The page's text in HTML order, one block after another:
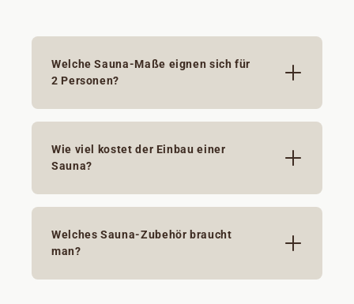
Welche Sauna-Maße eignen sich für
2 Personen?
Wie viel kostet der Einbau einer
Sauna?
Welches Sauna-Zubehör braucht
man?